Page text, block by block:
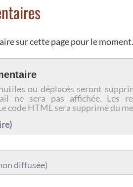
sur cette page pour le moment.
ou déplacés seront
ne sera pas affichée. Les
code HTML sera supprimé du
diffusée)